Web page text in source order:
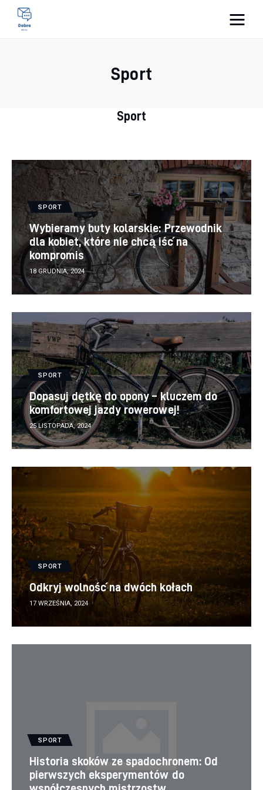
Sport
Kunchnia i kulinaria
Uroda
Więcej
Sport
SPORT
Wybieramy buty kolarskie: Przewodnik
dla kobiet, które nie chcą iść na
kompromis
18 GRUDNIA, 2024
SPORT
Dopasuj dętkę do opony – kluczem do
komfortowej jazdy rowerowej!
25 LISTOPADA, 2024
SPORT
Odkryj wolność na dwóch kołach
17 WRZEŚNIA, 2024
SPORT
Historia skoków ze spadochronem: Od
pierwszych eksperymentów do